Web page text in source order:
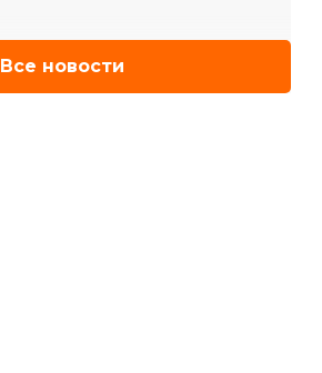
Все новости